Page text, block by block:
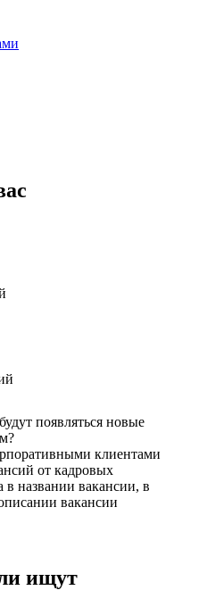
появляться новые
клиентами
от кадровых
названии вакансии, в
вакансии
ищут